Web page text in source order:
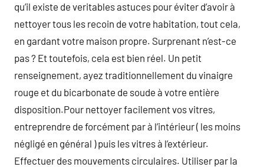
qu’il existe de veritables astuces pour éviter d’avoir à
nettoyer tous les recoin de votre habitation, tout cela,
en gardant votre maison propre. Surprenant n’est-ce
pas ? Et toutefois, cela est bien réel. Un petit
renseignement, ayez traditionnellement du vinaigre
rouge et du bicarbonate de soude à votre entière
disposition.Pour nettoyer facilement vos vitres,
entreprendre de forcément par à l’intérieur ( les moins
négligé en général ) puis les vitres à l’extérieur.
Effectuer des mouvements circulaires. Utiliser par la